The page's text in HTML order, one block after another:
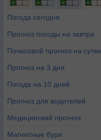
Погода сегодня
Прогноз погоды на завтра
Почасовой прогноз на сутки
Прогноз на 3 дня
Погода на 10 дней
Прогноз для водителей
Медицинский прогноз
Магнитные бури